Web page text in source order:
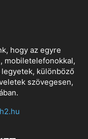
hogy az egyre
mobiletelefonokkal,
különböző
szövegesen,